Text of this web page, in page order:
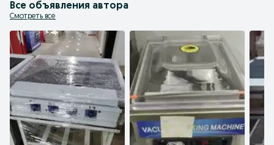
Все объявления автора
Смотреть все